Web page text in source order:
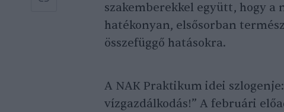
szakemberekkel együtt, hogy a
hatékonyan, elsősorban
összefüggő hatásokra.
A NAK Praktikum idei
vízgazdálkodás!” A februári